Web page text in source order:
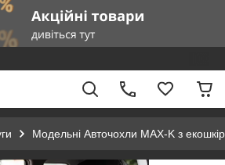
Модельні Авточохли MAX-K з